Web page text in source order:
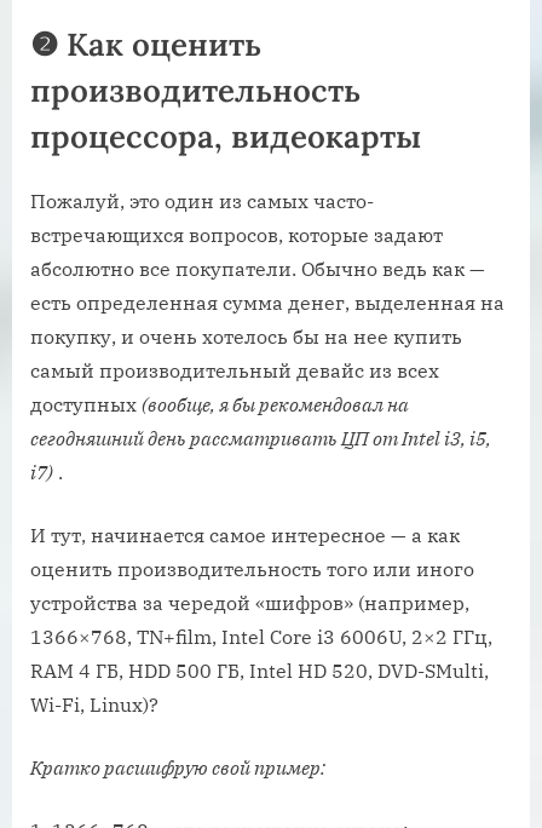
❷ Как оценить
производительность
процессора, видеокарты
Пожалуй, это один из самых часто-
встречающихся вопросов, которые задают
абсолютно все покупатели. Обычно ведь как —
есть определенная сумма денег, выделенная на
покупку, и очень хотелось бы на нее купить
самый производительный девайс из всех
доступных (вообще, я бы рекомендовал на
сегодняшний день рассматривать ЦП от Intel i3, i5,
i7) .
И тут, начинается самое интересное — а как
оценить производительность того или иного
устройства за чередой «шифров» (например,
1366×768, TN+film, Intel Core i3 6006U, 2×2 ГГц,
RAM 4 ГБ, HDD 500 ГБ, Intel HD 520, DVD-SMulti,
Wi-Fi, Linux)?
Кратко расшифрую свой пример: